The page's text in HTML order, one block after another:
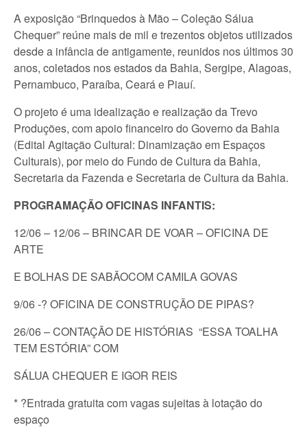
A exposição “Brinquedos à Mão – Coleção Sálua
Chequer” reúne mais de mil e trezentos objetos utilizados
desde a infância de antigamente, reunidos nos últimos 30
anos, coletados nos estados da Bahia, Sergipe, Alagoas,
Pernambuco, Paraíba, Ceará e Piauí.
O projeto é uma idealização e realização da Trevo
Produções, com apoio financeiro do Governo da Bahia
(Edital Agitação Cultural: Dinamização em Espaços
Culturais), por meio do Fundo de Cultura da Bahia,
Secretaria da Fazenda e Secretaria de Cultura da Bahia.
PROGRAMAÇÃO OFICINAS INFANTIS:
12/06 – 12/06 – BRINCAR DE VOAR – OFICINA DE
ARTE
E BOLHAS DE SABÃOCOM CAMILA GOVAS
9/06 -? OFICINA DE CONSTRUÇÃO DE PIPAS?
26/06 – CONTAÇÃO DE HISTÓRIAS “ESSA TOALHA
TEM ESTÓRIA” COM
SÁLUA CHEQUER E IGOR REIS
* ?Entrada gratuita com vagas sujeitas à lotação do
espaço